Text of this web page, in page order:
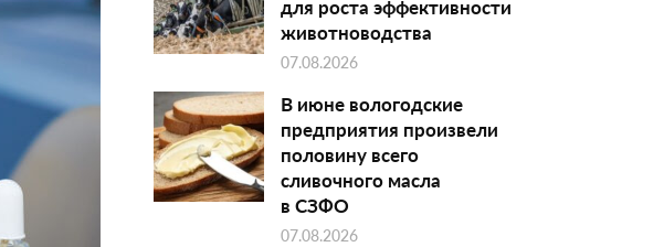
для роста эффективности
животноводства
07.08.2026
В июне вологодские
предприятия произвели
половину всего
сливочного масла
в СЗФО
07.08.2026